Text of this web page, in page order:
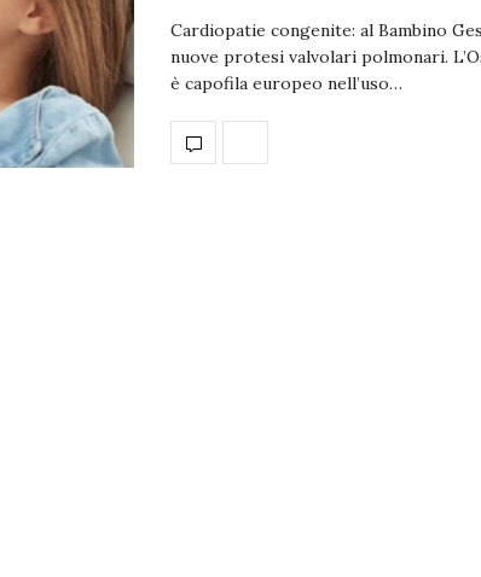
Cardiopatie congenite: al Bambino
nuove protesi valvolari polmonari.
è capofila europeo nell’uso…